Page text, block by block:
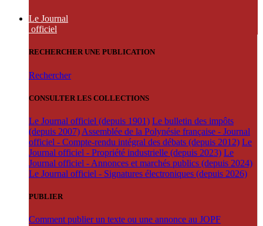
Le Journal
officiel
RECHERCHER UNE PUBLICATION
Rechercher
CONSULTER LES COLLECTIONS
Le Journal officiel (depuis 1901) Le bulletin des impôts
(depuis 2007) Assemblée de la Polynésie française - Journal
officiel - Compte-rendu intégral des débats (depuis 2012) Le
Journal officiel - Propriété industrielle (depuis 2023) Le
Journal officiel - Annonces et marchés publics (depuis 2024)
Le Journal officiel - Signatures électroniques (depuis 2026)
PUBLIER
Comment publier un texte ou une annonce au JOPF